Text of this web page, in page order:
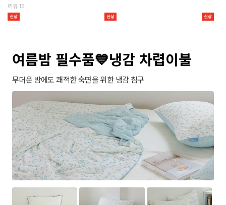
리뷰 15
여름밤 필수품💙냉감 차렵이불
무더운 밤에도 쾌적한 숙면을 위한 냉감 침구